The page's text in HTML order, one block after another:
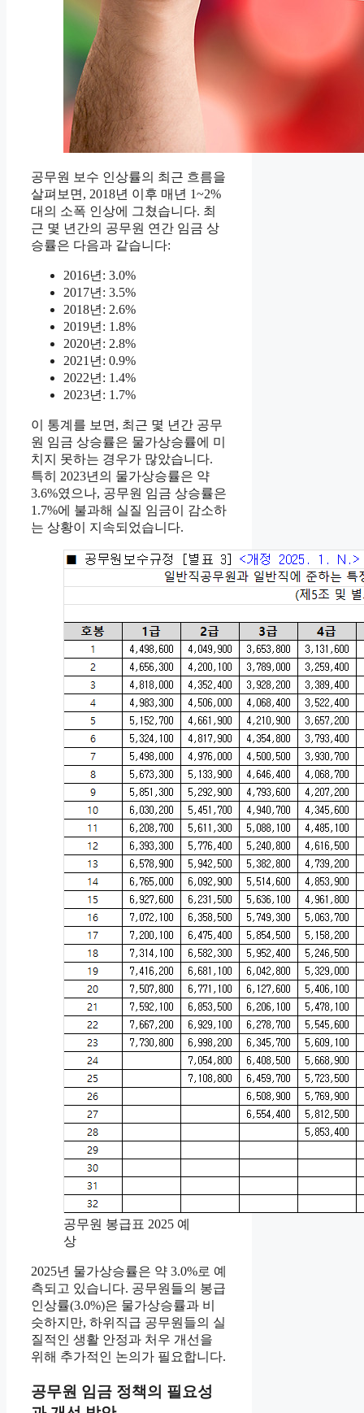
공무원 보수 인상률의 최근 흐름을
살펴보면, 2018년 이후 매년 1~2%
대의 소폭 인상에 그쳤습니다. 최
근 몇 년간의 공무원 연간 임금 상
승률은 다음과 같습니다:
2016년: 3.0%
2017년: 3.5%
2018년: 2.6%
2019년: 1.8%
2020년: 2.8%
2021년: 0.9%
2022년: 1.4%
2023년: 1.7%
이 통계를 보면, 최근 몇 년간 공무
원 임금 상승률은 물가상승률에 미
치지 못하는 경우가 많았습니다.
특히 2023년의 물가상승률은 약
3.6%였으나, 공무원 임금 상승률은
1.7%에 불과해 실질 임금이 감소하
는 상황이 지속되었습니다.
공무원 봉급표 2025 예
상
2025년 물가상승률은 약 3.0%로 예
측되고 있습니다. 공무원들의 봉급
인상률(3.0%)은 물가상승률과 비
슷하지만, 하위직급 공무원들의 실
질적인 생활 안정과 처우 개선을
위해 추가적인 논의가 필요합니다.
공무원 임금 정책의 필요성